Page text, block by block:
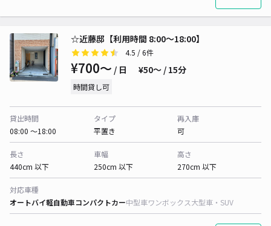
☆近藤邸【利用時間 8:00～18:00】
4.5 / 6件
¥700〜 / 日 ¥50〜 / 15分
時間貸し可
貸出時間
08:00 〜18:00
タイプ
平置き
再入庫
可
長さ
440cm 以下
車幅
250cm 以下
高さ
270cm 以下
対応車種
オートバイ軽自動車コンパクトカー中型車ワンボックス大型車・SUV